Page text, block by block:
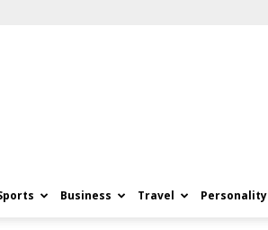
Business Travel Personality